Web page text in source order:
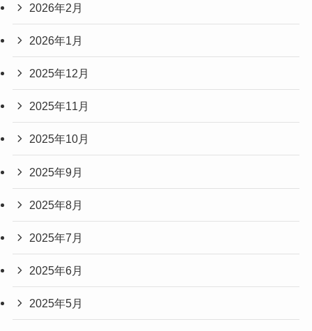
2026年2月
2026年1月
2025年12月
2025年11月
2025年10月
2025年9月
2025年8月
2025年7月
2025年6月
2025年5月